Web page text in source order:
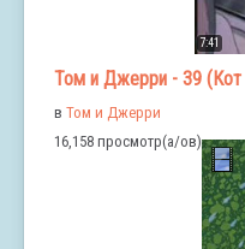
7:41
Том и Джерри - 39 (Кот
в Том и Джерри
16,158 просмотр(а/ов)